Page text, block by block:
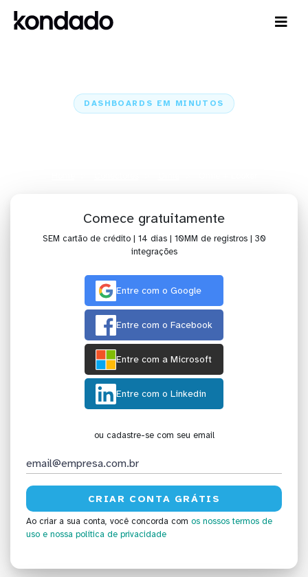
DASHBOARDS EM MINUTOS
Comece gratuitamente
SEM cartão de crédito | 14 dias | 10MM de registros | 30
integrações
Entre com o Google
Entre com o Facebook
Entre com a Microsoft
Entre com o Linkedin
ou cadastre-se com seu email
Ao criar a sua conta, você concorda com os nossos termos de
uso e nossa política de privacidade